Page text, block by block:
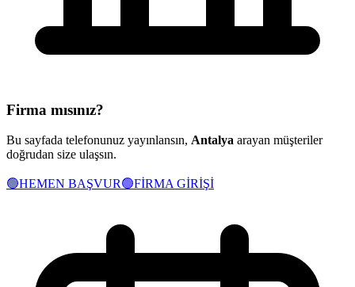
Firma mısınız?
Bu sayfada telefonunuz yayınlansın, Antalya arayan müşteriler
doğrudan size ulaşsın.
🟢HEMEN BAŞVUR🟢FİRMA GİRİŞİ